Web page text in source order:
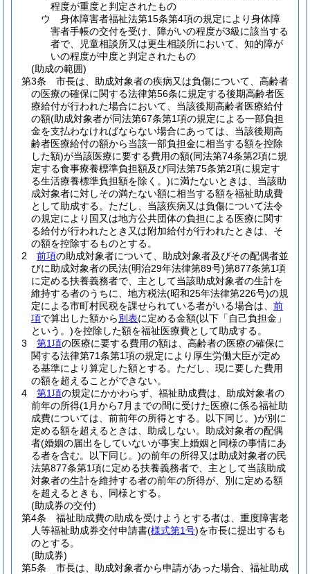
程度が重度と判定されたもの
ウ 身体障害者福祉法第15条第4項の規定により身体障
害者手帳の交付を受け、障がいの程度が3級に該当する
者で、児童相談所又は更生相談所において、知的障が
いの程度が中度と判定されたもの
(助成の範囲)
第3条
市長は、助成対象者の疾病又は負傷について、高齢者
の医療の確保に関する法律第56条に規定する後期高齢者医
療給付が行われた場合において、当該後期高齢者医療給付
の額(助成対象者が同法第67条第1項の規定による一部負担
金を支払わなければならない場合にあっては、当該後期高
齢者医療給付の額から当該一部負担金に相当する額を控除
した額)が当該医療に要する費用の額(同法第74条第2項に規
定する食事療養標準負担額及び同法第75条第2項に規定す
る生活療養標準負担額を除く。)に満たないときは、当該助
成対象者に対しその満たない額に相当する額を福祉助成費
として助成する。 ただし、当該疾病又は負傷について法令
の規定により国又は地方公共団体の負担による医療に関す
る給付が行われたとき又は附加給付が行われたときは、そ
の額を控除するものとする。
2
前項の助成対象者について、助成対象者及びその配偶者並
びに助成対象者の民法(明治29年法律第89号)第877条第1項
に定める扶養義務者で、主として当該助成対象者の生計を
維持する者のうちに、地方税法(昭和25年法律第226号)の規
定による市町村民税を課せられている者がいる場合は、 前
項で算出した額から別表に定める金額(以下「自己負担金」
という。)を控除した額を福祉医療費として助成する。
3
第1項の医療に要する費用の額は、高齢者の医療の確保に
関する法律第71条第1項の規定により厚生労働大臣が定め
る基準により算定した額とする。 ただし、現に要した費用
の額を超えることができない。
4
第1項の規定にかかわらず、福祉助成費は、助成対象者の
前年の所得(1月から7月までの間に受けた医療に係る福祉助
成費については、前前年の所得とする。以下同じ。)が別に
定める額を超えるときは、助成しない。 助成対象者の配偶
者(婚姻の届出をしていないが事実上婚姻と同様の事情にあ
る者を含む。以下同じ。)の前年の所得又は助成対象者の民
法第877条第1項に定める扶養義務者で、主として当該助成
対象者の生計を維持する者の前年の所得が、別に定める額
を超えるときも、同様とする。
(助成券の交付)
第4条
福祉助成費の助成を受けようとする者は、重度障害老
人等福祉助成券交付申請書(様式第1号)を市長に提出するも
のとする。
(助成券)
第5条
市長は、助成対象者から申請があった場合、福祉助成